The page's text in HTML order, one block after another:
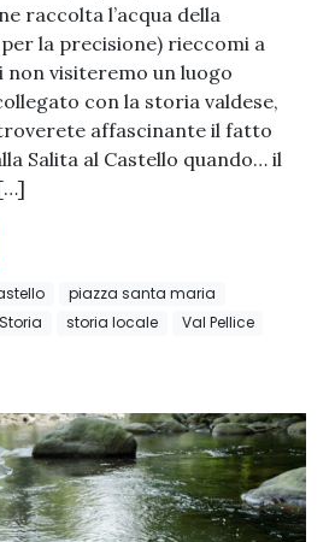
raccolta l’acqua della
la precisione) rieccomi a
non visiteremo un luogo
con la storia valdese,
affascinante il fatto
Salita al Castello quando… il
piazza santa maria
Storia storia locale
Val Pellice